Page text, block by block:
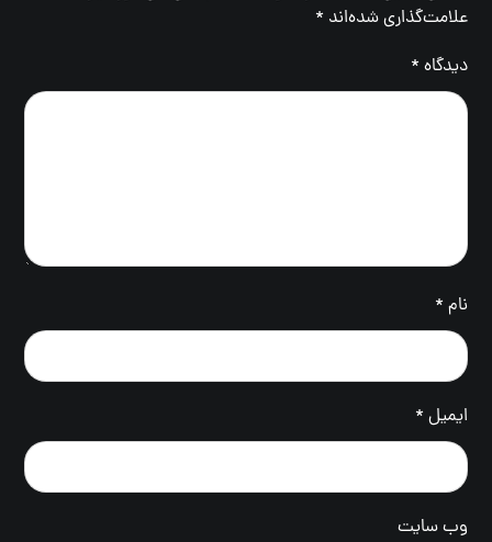
علامت‌گذاری شده‌اند *
دیدگاه *
نام *
ایمیل *
وب‌ سایت